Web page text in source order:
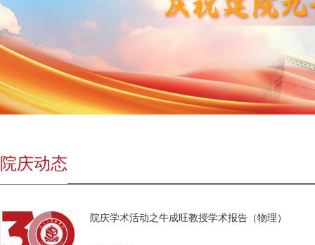
院庆动态
院庆学术活动之牛成旺教授学术报告（物理）